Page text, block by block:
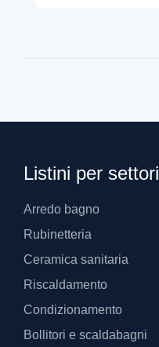
Listini per settori
Arredo bagno
Rubinetteria
Ceramica sanitaria
Riscaldamento
Condizionamento
Bollitori e scaldabagni